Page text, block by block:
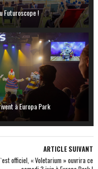
Futuroscope !
à Europa Park
ARTICLE SUIVANT
officiel, « Voletarium » ouvrira ce